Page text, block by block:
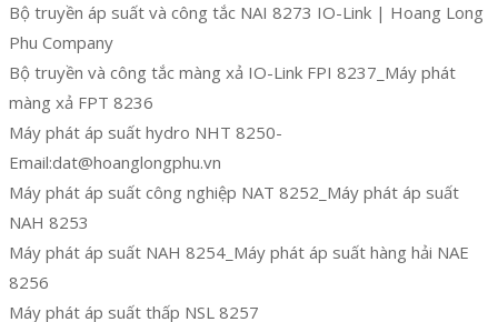
Bộ truyền áp suất và công tắc NAI 8273 IO-Link | Hoang Long
Phu Company
Bộ truyền và công tắc màng xả IO-Link FPI 8237_Máy phát
màng xả FPT 8236
Máy phát áp suất hydro NHT 8250-
Email:dat@hoanglongphu.vn
Máy phát áp suất công nghiệp NAT 8252_Máy phát áp suất
NAH 8253
Máy phát áp suất NAH 8254_Máy phát áp suất hàng hải NAE
8256
Máy phát áp suất thấp NSL 8257